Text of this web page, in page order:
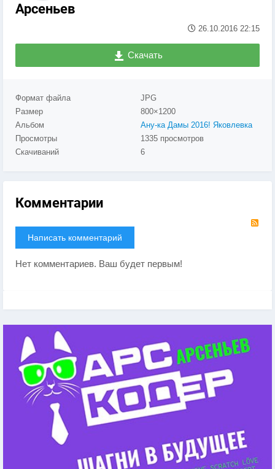
Арсеньев
26.10.2016 22:15
Скачать
Формат файла
JPG
Размер
800×1200
Альбом
Ану-ка Дамы 2016! Яковлевка
Просмотры
1335 просмотров
Скачиваний
6
Комментарии
Написать комментарий
Нет комментариев. Ваш будет первым!